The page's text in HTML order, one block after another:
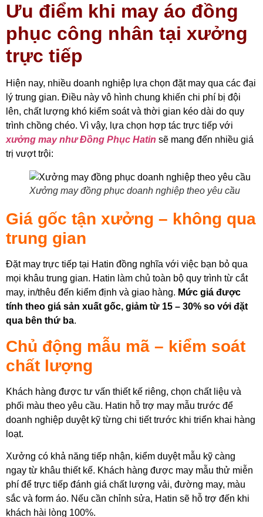
Ưu điểm khi may áo đồng
phục công nhân tại xưởng
trực tiếp
Hiện nay, nhiều doanh nghiệp lựa chọn đặt may qua các đại
lý trung gian. Điều này vô hình chung khiến chi phí bị đội
lên, chất lượng khó kiểm soát và thời gian kéo dài do quy
trình chồng chéo. Vì vậy, lựa chọn hợp tác trực tiếp với
xưởng may như Đồng Phục Hatin sẽ mang đến nhiều giá
trị vượt trội:
Xưởng may đồng phục doanh nghiệp theo yêu cầu
Giá gốc tận xưởng – không qua
trung gian
Đặt may trực tiếp tại Hatin đồng nghĩa với việc bạn bỏ qua
mọi khâu trung gian. Hatin làm chủ toàn bộ quy trình từ cắt
may, in/thêu đến kiểm định và giao hàng. Mức giá được
tính theo giá sản xuất gốc, giảm từ 15 – 30% so với đặt
qua bên thứ ba.
Chủ động mẫu mã – kiểm soát
chất lượng
Khách hàng được tư vấn thiết kế riêng, chọn chất liệu và
phối màu theo yêu cầu. Hatin hỗ trợ may mẫu trước để
doanh nghiệp duyệt kỹ từng chi tiết trước khi triển khai hàng
loạt.
Xưởng có khả năng tiếp nhận, kiểm duyệt mẫu kỹ càng
ngay từ khâu thiết kế. Khách hàng được may mẫu thử miễn
phí để trực tiếp đánh giá chất lượng vải, đường may, màu
sắc và form áo. Nếu cần chỉnh sửa, Hatin sẽ hỗ trợ đến khi
khách hài lòng 100%.